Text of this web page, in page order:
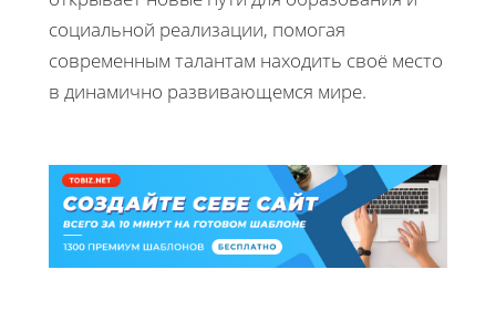
социальной реализации, помогая
современным талантам находить своё место
в динамично развивающемся мире.